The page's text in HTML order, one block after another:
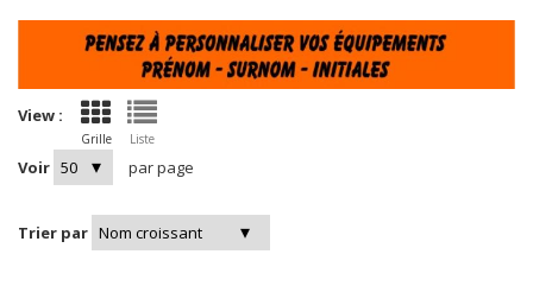
View :
Grille Liste
Voir par page
Trier par